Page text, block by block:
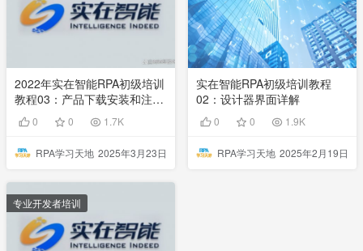
2022年实在智能RPA初级培训
教程03：产品下载安装和注册
介绍 0 0 1.7K
RPA学习天地 2025年3月23日
实在智能RPA初级培训教程
02：设计器界面详解
0 0 1.9K
RPA学习天地 2025年2月19日
专业开发者培训